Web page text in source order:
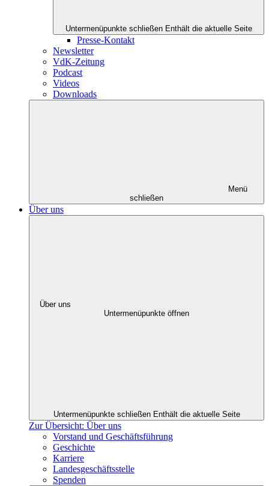
Untermenüpunkte schließen Enthält die aktuelle Seite
Presse-Kontakt
Newsletter
VdK-Zeitung
Podcast
Videos
Downloads
Menü
schließen
Über uns
Über uns
Untermenüpunkte öffnen
Untermenüpunkte schließen Enthält die aktuelle Seite
Zur Übersicht: Über uns
Vorstand und Geschäftsführung
Geschichte
Karriere
Landesgeschäftsstelle
Spenden